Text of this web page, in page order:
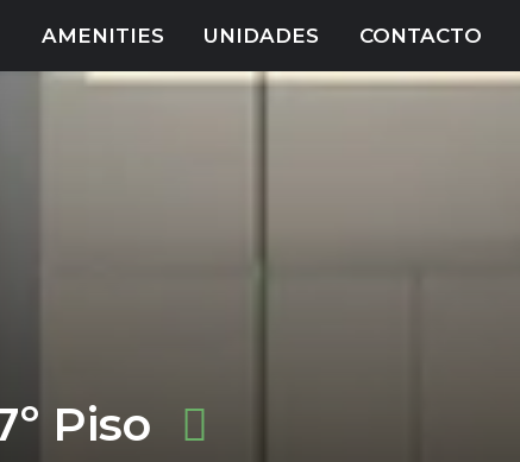
AMENITIES UNIDADES CONTACTO
Piso